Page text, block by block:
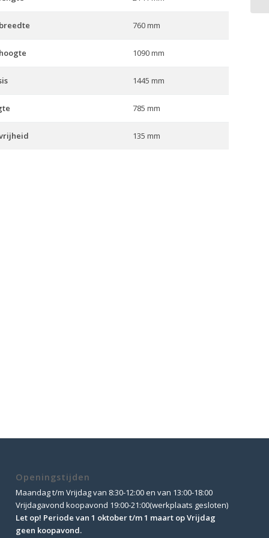
760 mm
1090 mm
1445 mm
785 mm
135 mm
Openingstijden
Maandag t/m Vrijdag van 8:30-12:00 en van 13:00-18:00
Vrijdagavond koopavond 19:00-21:00(werkplaats gesloten)
Let op! Periode van 1 oktober t/m 1 maart op Vrijdag
geen koopavond.